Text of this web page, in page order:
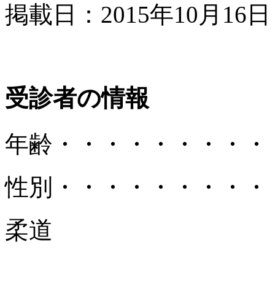
掲載日：2015年10月16日
受診者の情報
年齢 ・・・・・・・・・
性別
・・・・・・・・・
柔道